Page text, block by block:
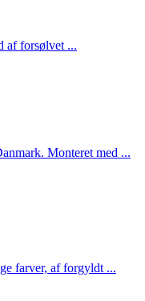
af forsølvet ...
Monteret med ...
farver, af forgyldt ...